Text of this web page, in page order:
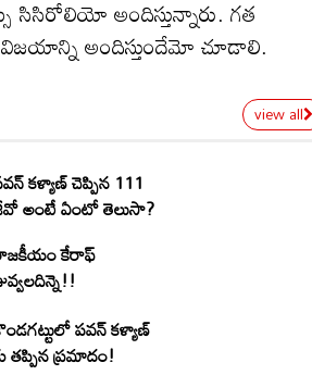
అందిస్తున్నారు. గత
అందిస్తుందేమో చూడాలి.
view all
కళ్యాణ్ చెప్పిన 111
అంటే ఏంటో తెలుసా?
కేరాఫ్
పవన్ కళ్యాణ్
తప్పిన ప్రమాదం!